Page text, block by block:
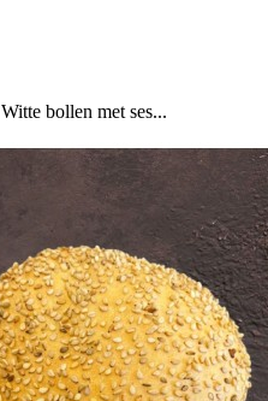
Witte bollen met ses...